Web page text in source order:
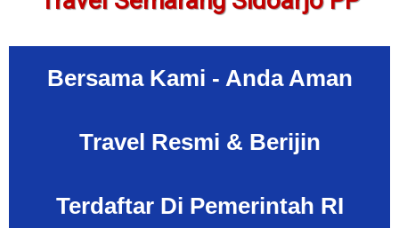
Bersama Kami - Anda Aman
Travel Resmi & Berijin
Terdaftar Di Pemerintah RI